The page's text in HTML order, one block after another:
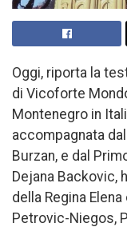
Oggi, riporta la
di Vicoforte
Montenegro in
accompagnata
Burzan, e dal
Dejana Backovic,
della Regina
Petrovic-Niegos,